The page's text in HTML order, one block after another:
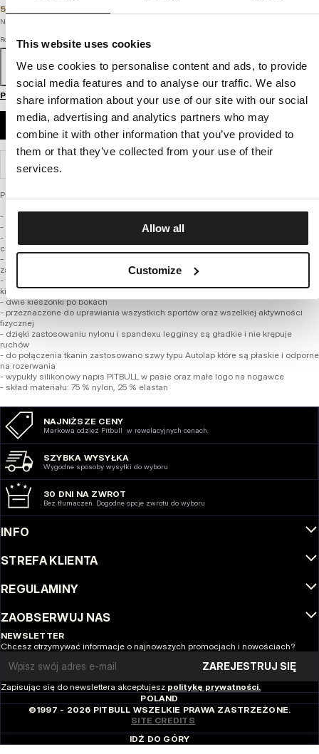
This website uses cookies
We use cookies to personalise content and ads, to provide
social media features and to analyse our traffic. We also
share information about your use of our site with our social
media, advertising and analytics partners who may
combine it with other information that you’ve provided to
them or that they’ve collected from your use of their
services.
Allow all
Customize
59
Najniższa cena w okresie ostatnich 30 dni:
Rozmiar
XS S M L XL
Przewodnik po rozmiarach
DODAJ DO KOSZYKA
PERFORMANCE PRO +
- anatomiczne dopasowanie
- wykonane z grubszej tkaniny nylonowej o gramaturze 240 g/m2
- termo-aktywna i oddychająca tkanina dzięki czemu doskonale odprowadzają
ciepło z twojej skóry
- szybkoschnący materiał pomaga utrzymać higienę i nie powoduję przykrego
zapachu
- tkanina z systemem 4-way stretch dzięki czemu rozciąga się w każdym
kierunku nie krępując ruchów
- dwie kieszonki po bokach
- przeznaczone do uprawiania wszystkich sportów oraz wszelkiej aktywności
fizycznej
- dzięki zastosowaniu nylonu i spandexu legginsy są gładkie i nie krępuje
ruchów
- do połączenia tkanin zastosowano szwy typu Autolap które są płaskie i odporne
na rozerwania
- wypukły silikonowy napis PITBULL w pasie oraz małe logo na nogawce
- skład materiału: 75 % nylon, 25 % elastan
NAJNIŻSZE CENY
Markowa odzież Pitbull w rewelacyjnych cenach.
SZYBKA WYSYŁKA
Wygodne sposoby wysyłki do wyboru
30 DNI NA ZWROT
Bez tłumaczeń. Dogodne opcje zwrotu do wyboru
INFO
STREFA KLIENTA
REGULAMINY
ZAOBSERWUJ NAS
NEWSLETTER
Chcesz otrzymywać informacje o najnowszych promocjach i nowościach?
Email address
ZAREJESTRUJ SIĘ
Zapisując się do newslettera akceptujesz politykę prywatności.
POLAND
©1997 - 2026 PITBULL WSZELKIE PRAWA ZASTRZEŻONE.
SITE CREDITS
IDŹ DO GÓRY